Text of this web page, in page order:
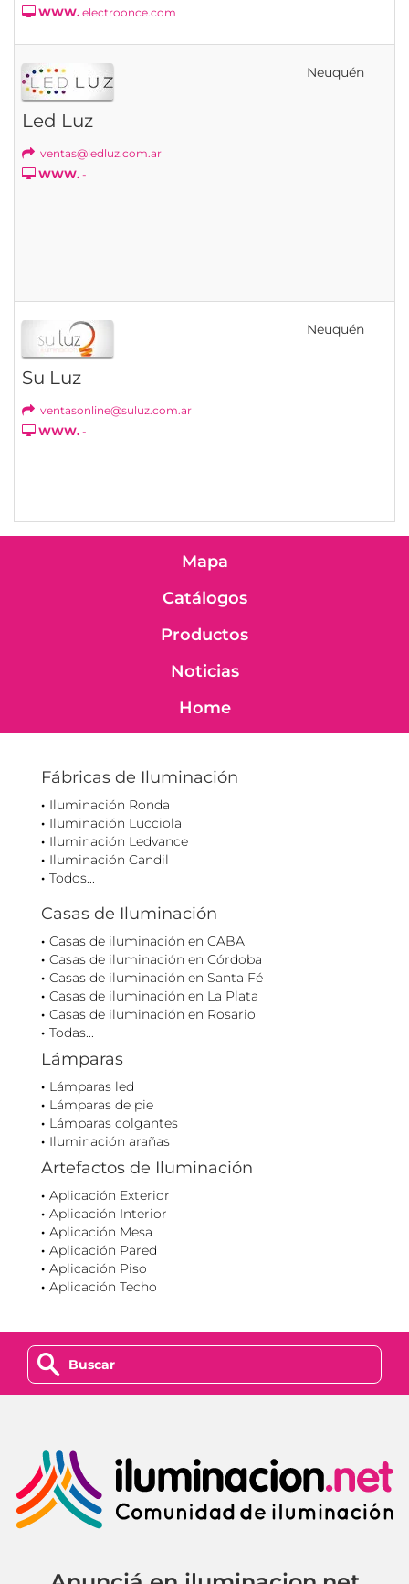
WWW. electroonce.com
Led Luz
ventas@ledluz.com.ar
WWW. -
Neuquén
Su Luz
ventasonline@suluz.com.ar
WWW. -
Neuquén
Mapa
Catálogos
Productos
Noticias
Home
Fábricas de Iluminación
Iluminación Ronda
Iluminación Lucciola
Iluminación Ledvance
Iluminación Candil
Todos...
Casas de Iluminación
Casas de iluminación en CABA
Casas de iluminación en Córdoba
Casas de iluminación en Santa Fé
Casas de iluminación en La Plata
Casas de iluminación en Rosario
Todas...
Lámparas
Lámparas led
Lámparas de pie
Lámparas colgantes
Iluminación arañas
Artefactos de Iluminación
Aplicación Exterior
Aplicación Interior
Aplicación Mesa
Aplicación Pared
Aplicación Piso
Aplicación Techo
z